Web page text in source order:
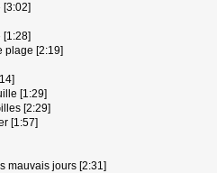
[3:02]
[1:28]
plage [2:19]
[1:29]
[2:29]
[1:57]
mauvais jours [2:31]